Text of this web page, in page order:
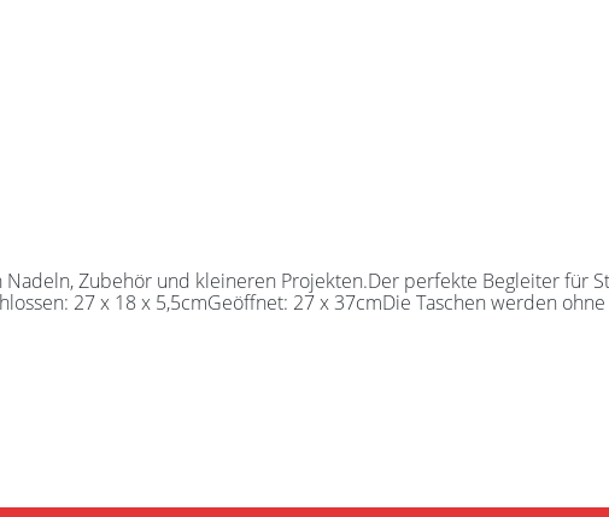
Zubehör und kleineren Projekten.Der perfekte Begleiter für
27 x 18 x 5,5cmGeöffnet: 27 x 37cmDie Taschen werden